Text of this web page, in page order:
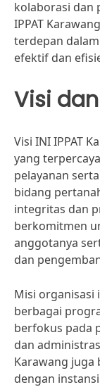
kolaborasi dan
IPPAT
terdepan
efektif dan
Visi
Visi INI IPPAT
yang
pelayanan
bidang
integritas dan
berkomitmen
anggotanya
dan
Misi organisasi
berbagai
berfokus pada
dan
Karawang
dengan